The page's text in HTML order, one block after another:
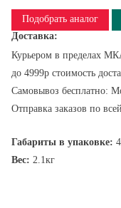
Подобрать аналог
Доставка:
Курьером в пределах
до 4999р стоимость
Самовывоз бесплатно:
Отправка заказов по
Габариты в упаковке:
Вес: 2.1кг